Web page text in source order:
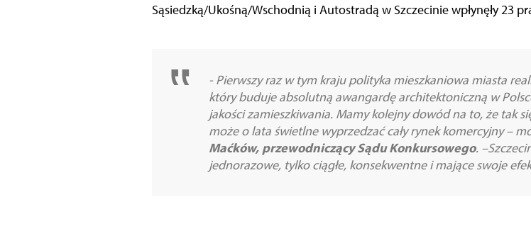
Sąsiedzką/Ukośną/Wschodnią i Autostradą w Szczecinie wpłynęły 23
- Pierwszy raz w tym kraju polityka mieszkaniowa miasta
który buduje absolutną awangardę architektoniczną w
jakości zamieszkiwania. Mamy kolejny dowód na to, że tak
może o lata świetlne wyprzedzać cały rynek komercyjny –
Maćków, przewodniczący Sądu Konkursowego.
jednorazowe, tylko ciągłe, konsekwentne i mające swoje